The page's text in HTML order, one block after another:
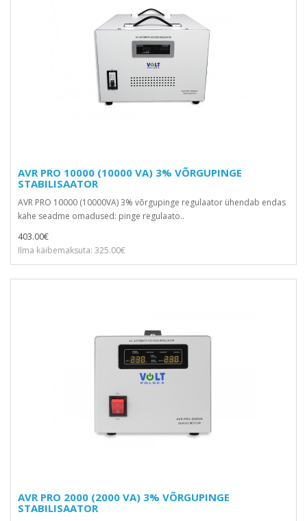
AVR PRO 10000 (10000 VA) 3% VÕRGUPINGE
STABILISAATOR
AVR PRO 10000 (10000VA) 3% võrgupinge regulaator ühendab endas
kahe seadme omadused: pinge regulaato..
403.00€
Ilma käibemaksuta: 325.00€
AVR PRO 2000 (2000 VA) 3% VÕRGUPINGE
STABILISAATOR